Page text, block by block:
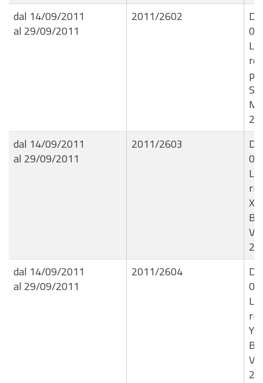
dal 14/09/2011
al 29/09/2011
2011/2602
dal 14/09/2011
al 29/09/2011
2011/2603
dal 14/09/2011
al 29/09/2011
2011/2604